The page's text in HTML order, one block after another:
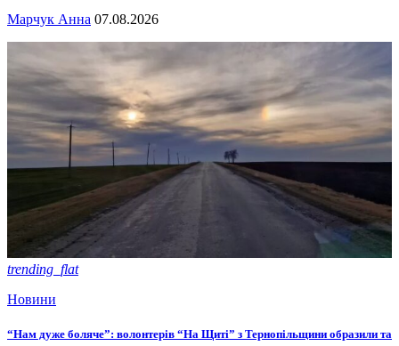
Марчук Анна 07.08.2026
trending_flat
Новини
“Нам дуже боляче”: волонтерів “На Щиті” з Тернопільщини образили та